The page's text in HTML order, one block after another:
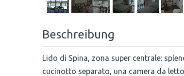
Beschreibung
Lido di Spina, zona super centrale:
cucinotto separato, una camera da